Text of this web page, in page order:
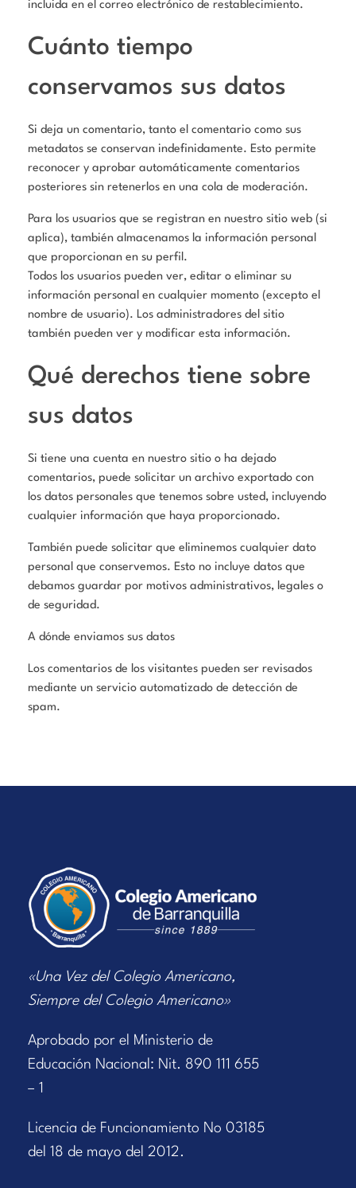
incluida en el correo electrónico de restablecimiento.
Cuánto tiempo
conservamos sus datos
Si deja un comentario, tanto el comentario como sus
metadatos se conservan indefinidamente. Esto permite
reconocer y aprobar automáticamente comentarios
posteriores sin retenerlos en una cola de moderación.
Para los usuarios que se registran en nuestro sitio web (si
aplica), también almacenamos la información personal
que proporcionan en su perfil.
Todos los usuarios pueden ver, editar o eliminar su
información personal en cualquier momento (excepto el
nombre de usuario). Los administradores del sitio
también pueden ver y modificar esta información.
Qué derechos tiene sobre
sus datos
Si tiene una cuenta en nuestro sitio o ha dejado
comentarios, puede solicitar un archivo exportado con
los datos personales que tenemos sobre usted, incluyendo
cualquier información que haya proporcionado.
También puede solicitar que eliminemos cualquier dato
personal que conservemos. Esto no incluye datos que
debamos guardar por motivos administrativos, legales o
de seguridad.
A dónde enviamos sus datos
Los comentarios de los visitantes pueden ser revisados
mediante un servicio automatizado de detección de
spam.
«Una Vez del Colegio Americano,
Siempre del Colegio Americano»
Aprobado por el Ministerio de
Educación Nacional: Nit. 890 111 655
– 1
Licencia de Funcionamiento No 03185
del 18 de mayo del 2012.